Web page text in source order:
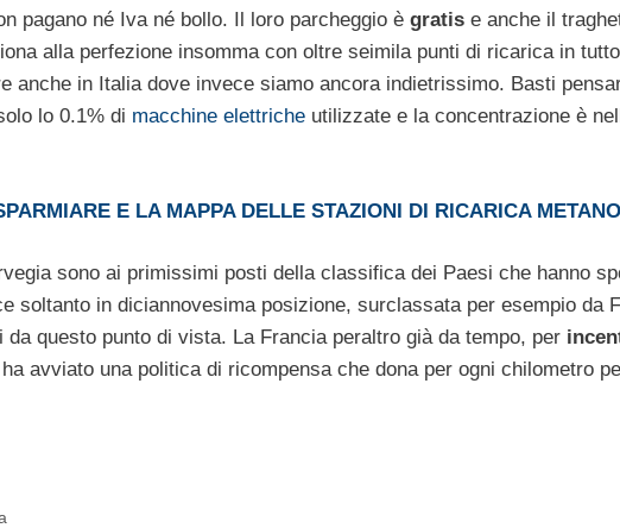
pagano né Iva né bollo. Il loro parcheggio è gratis e anche il
alla perfezione insomma con oltre seimila punti di ricarica in
anche in Italia dove invece siamo ancora indietrissimo. Basti
lo 0.1% di macchine elettriche utilizzate e la concentrazione è
E LA MAPPA DELLE STAZIONI DI RICARICA
sono ai primissimi posti della classifica dei Paesi che hanno
soltanto in diciannovesima posizione, surclassata per esempio da
questo punto di vista. La Francia peraltro già da tempo, per
avviato una politica di ricompensa che dona per ogni chilometro